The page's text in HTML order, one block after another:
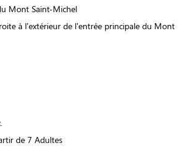
Mont Saint-Michel
à l'extérieur de l'entrée principale du Mont
de 7 Adultes